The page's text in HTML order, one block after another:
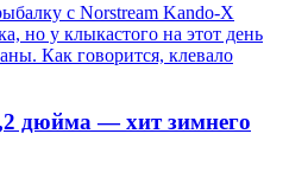
с Norstream Kando-X
но у клыкастого на этот день
Как говорится, клевало
дюйма — хит зимнего